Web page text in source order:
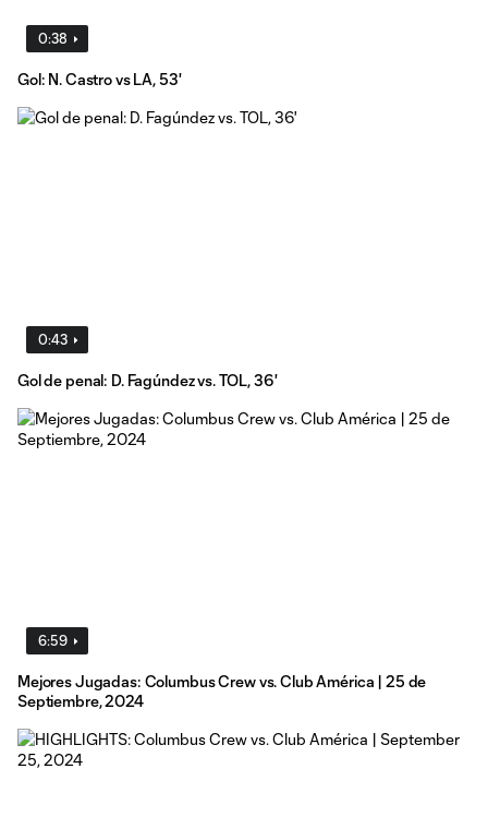
0:38
Gol: N. Castro vs LA, 53'
0:43
Gol de penal: D. Fagúndez vs. TOL, 36'
6:59
Mejores Jugadas: Columbus Crew vs. Club América | 25 de
Septiembre, 2024